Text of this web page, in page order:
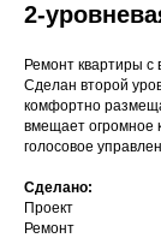
2-
Ремонт квартиры
Сделан второй
комфортно
вмещает огромное
голосовое
Сделано:
Проект
Ремонт